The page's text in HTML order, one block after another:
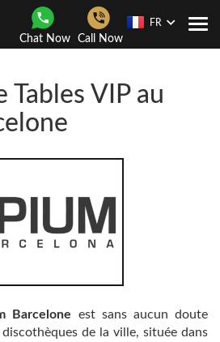
Chat Now Call Now
FR
Tables VIP au
Barcelone est sans aucun doute
discothèques de la ville, située dans